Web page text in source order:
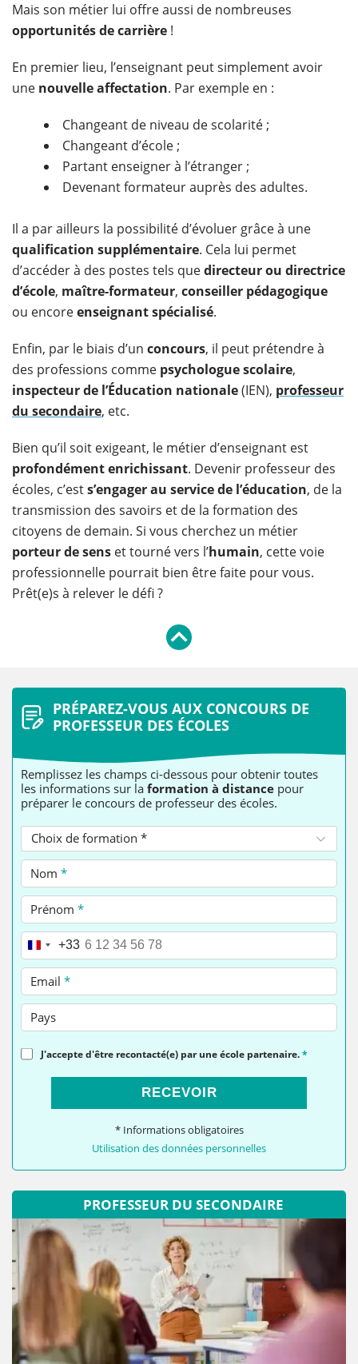
Mais son métier lui offre aussi de nombreuses
opportunités de carrière !
En premier lieu, l’enseignant peut simplement avoir
une nouvelle affectation. Par exemple en :
Changeant de niveau de scolarité ;
Changeant d’école ;
Partant enseigner à l’étranger ;
Devenant formateur auprès des adultes.
Il a par ailleurs la possibilité d’évoluer grâce à une
qualification supplémentaire. Cela lui permet
d’accéder à des postes tels quedirecteur ou directrice
d’école, maître-formateur, conseiller pédagogique
ou encoreenseignant spécialisé.
Enfin, par le biais d’un concours, il peut prétendre à
des professions comme psychologue scolaire,
inspecteur de l’Éducation nationale(IEN), professeur
du secondaire, etc.
Bien qu’il soit exigeant, le métier d’enseignant est
profondément enrichissant. Devenir professeur des
écoles, c’ests’engager au service de l’éducation, de la
transmission des savoirs et de la formation des
citoyens de demain. Si vous cherchez un métier
porteur de sens et tourné vers l’humain, cette voie
professionnelle pourrait bien être faite pour vous.
Prêt(e)s à relever le défi ?
PRÉPAREZ-VOUS AUX CONCOURS DE
PROFESSEUR DES ÉCOLES
Remplissez les champs ci-dessous pour obtenir toutes
les informations sur la formation à distance pour
préparer le concours de professeur des écoles.
Choix de formation *
Nom *
Prénom *
Téléphone *
+33
Email *
Pays
J'accepte d'être recontacté(e) par une école partenaire.*
RECEVOIR
* Informations obligatoires
Utilisation des données personnelles
PROFESSEUR DU SECONDAIRE